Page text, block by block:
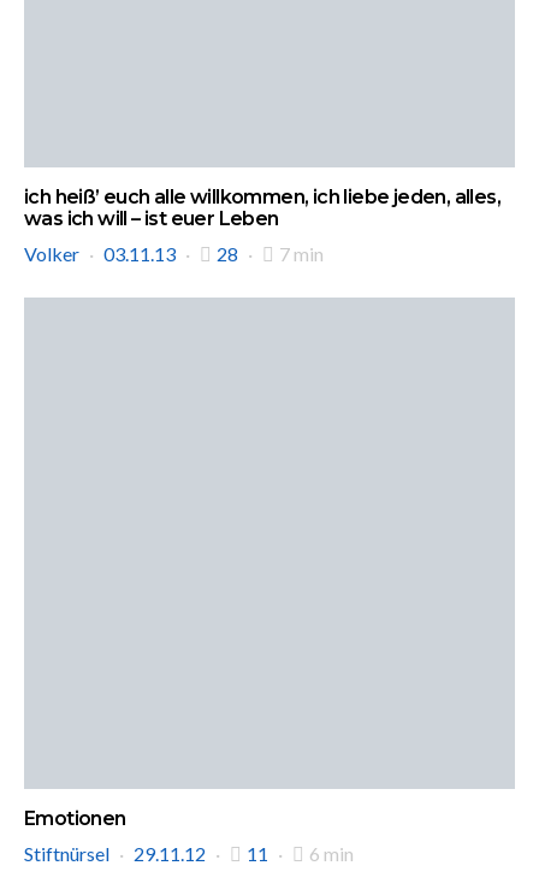
ich heiß’ euch alle willkommen, ich liebe jeden, alles,
was ich will – ist euer Leben
Volker
03.11.13 28 7 min
Emotionen
Stiftnürsel
29.11.12 11 6 min